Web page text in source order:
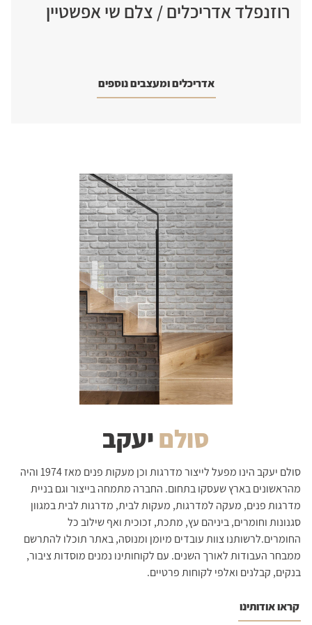
רוזנפלד אדריכלים / צלם שי אפשטיין
אדריכלים ומעצבים נוספים
סולםיעקב
סולם יעקב הינו מפעל לייצור מדרגות וכן מעקות פנים מאז 1974 והיה
מהראשונים בארץ שעסקו בתחום. החברה מתמחה בייצור וגם בניית
מדרגות פנים, מעקה למדרגות, מעקות לבית, מדרגות לבית במגוון
סגנונות וחומרים, ביניהם עץ, מתכת, זכוכית ואף שילוב כל
החומרים.לרשותנו צוות עובדים מיומן ומנוסה, באתר תוכלו להתרשם
ממבחר העבודות לאורך השנים. עם לקוחותינו נמנים מוסדות ציבור,
בנקים, קבלנים ואלפי לקוחות פרטיים.
קראו אודותינו